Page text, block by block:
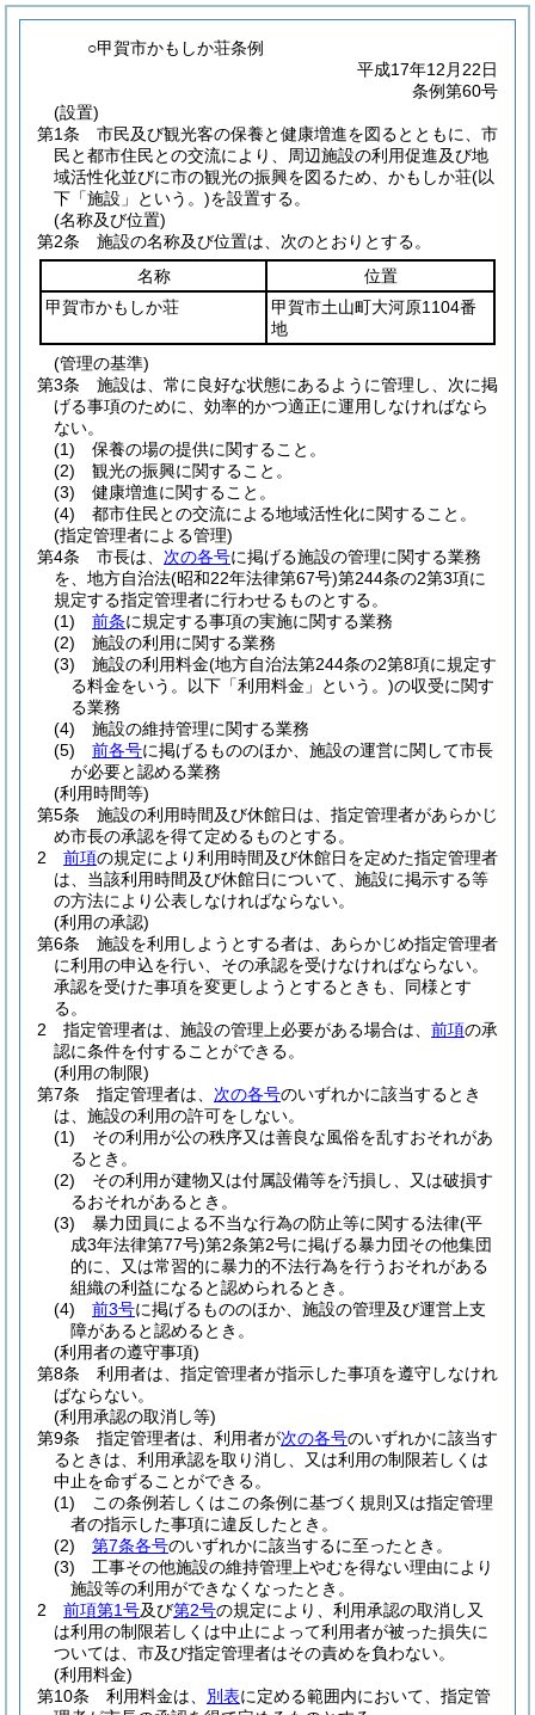
○甲賀市かもしか荘条例
平成17年12月22日
条例第60号
(設置)
第1条
市民及び観光客の保養と健康増進を図るとともに、市
民と都市住民との交流により、周辺施設の利用促進及び地
域活性化並びに市の観光の振興を図るため、かもしか荘(以
下「施設」という。)を設置する。
(名称及び位置)
第2条
施設の名称及び位置は、次のとおりとする。
名称
位置
甲賀市かもしか荘
甲賀市土山町大河原1104番
地
(管理の基準)
第3条
施設は、常に良好な状態にあるように管理し、次に掲
げる事項のために、効率的かつ適正に運用しなければなら
ない。
(1)
保養の場の提供に関すること。
(2)
観光の振興に関すること。
(3)
健康増進に関すること。
(4)
都市住民との交流による地域活性化に関すること。
(指定管理者による管理)
第4条
市長は、 次の各号に掲げる施設の管理に関する業務
を、地方自治法(昭和22年法律第67号)第244条の2第3項に
規定する指定管理者に行わせるものとする。
(1)
前条に規定する事項の実施に関する業務
(2)
施設の利用に関する業務
(3)
施設の利用料金(地方自治法第244条の2第8項に規定す
る料金をいう。以下「利用料金」という。)の収受に関す
る業務
(4)
施設の維持管理に関する業務
(5)
前各号に掲げるもののほか、施設の運営に関して市長
が必要と認める業務
(利用時間等)
第5条
施設の利用時間及び休館日は、指定管理者があらかじ
め市長の承認を得て定めるものとする。
2
前項の規定により利用時間及び休館日を定めた指定管理者
は、当該利用時間及び休館日について、施設に掲示する等
の方法により公表しなければならない。
(利用の承認)
第6条
施設を利用しようとする者は、あらかじめ指定管理者
に利用の申込を行い、その承認を受けなければならない。
承認を受けた事項を変更しようとするときも、同様とす
る。
2
指定管理者は、施設の管理上必要がある場合は、 前項の承
認に条件を付することができる。
(利用の制限)
第7条
指定管理者は、 次の各号のいずれかに該当するとき
は、施設の利用の許可をしない。
(1)
その利用が公の秩序又は善良な風俗を乱すおそれがあ
るとき。
(2)
その利用が建物又は付属設備等を汚損し、又は破損す
るおそれがあるとき。
(3)
暴力団員による不当な行為の防止等に関する法律(平
成3年法律第77号)第2条第2号に掲げる暴力団その他集団
的に、又は常習的に暴力的不法行為を行うおそれがある
組織の利益になると認められるとき。
(4)
前3号に掲げるもののほか、施設の管理及び運営上支
障があると認めるとき。
(利用者の遵守事項)
第8条
利用者は、指定管理者が指示した事項を遵守しなけれ
ばならない。
(利用承認の取消し等)
第9条
指定管理者は、利用者が次の各号のいずれかに該当す
るときは、利用承認を取り消し、又は利用の制限若しくは
中止を命ずることができる。
(1)
この条例若しくはこの条例に基づく規則又は指定管理
者の指示した事項に違反したとき。
(2)
第7条各号のいずれかに該当するに至ったとき。
(3)
工事その他施設の維持管理上やむを得ない理由により
施設等の利用ができなくなったとき。
2
前項第1号及び第2号の規定により、利用承認の取消し又
は利用の制限若しくは中止によって利用者が被った損失に
ついては、市及び指定管理者はその責めを負わない。
(利用料金)
第10条
利用料金は、 別表に定める範囲内において、指定管